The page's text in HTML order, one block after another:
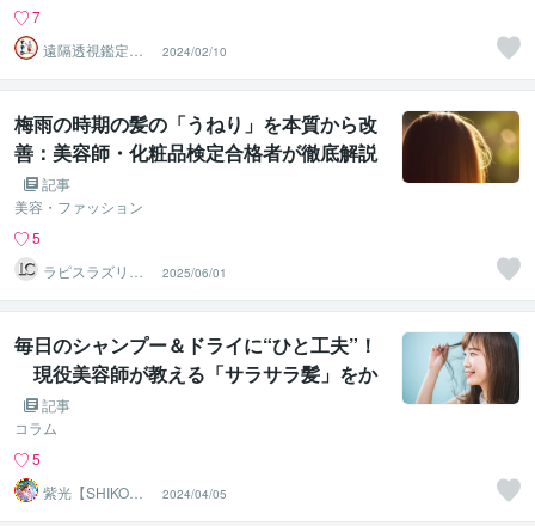
7
遠隔透視鑑定
師・すずか✡
2024/02/10
梅雨の時期の髪の「うねり」を本質から改
善：美容師・化粧品検定合格者が徹底解説
記事
美容・ファッション
5
ラピスラズリク
リエイト
2025/06/01
毎日のシャンプー＆ドライに“ひと工夫”！
現役美容師が教える「サラサラ髪」をか
なえるコツ
記事
コラム
5
紫光【SHIKO】
遠隔透視鑑定士
2024/04/05